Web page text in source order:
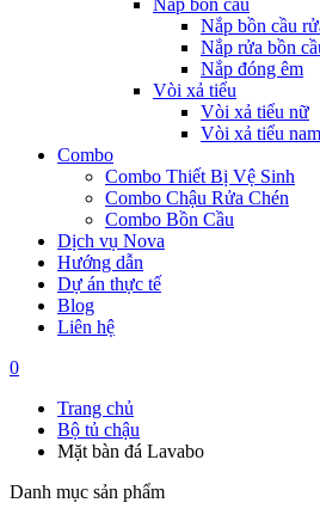
Nắp bồn cầu
Nắp bồn cầu
Nắp rửa bồn
Nắp đóng êm
Vòi xả tiểu
Vòi xả tiểu nữ
Vòi xả tiểu nam
Combo
Combo Thiết Bị Vệ Sinh
Combo Chậu Rửa Chén
Combo Bồn Cầu
Dịch vụ Nova
Hướng dẫn
Dự án thực tế
Blog
Liên hệ
0
Trang chủ
Bộ tủ chậu
Mặt bàn đá Lavabo
Danh mục sản phẩm